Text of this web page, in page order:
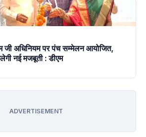
जी अधिनियम पर पंच सम्मेलन आयोजित,
नई मजबूती : डीएम
ADVERTISEMENT